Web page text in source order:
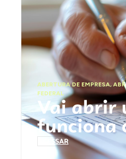
ABERTURA DE EMPRESA,
FEDERAL
Vai abrir
funciona
ACESSAR